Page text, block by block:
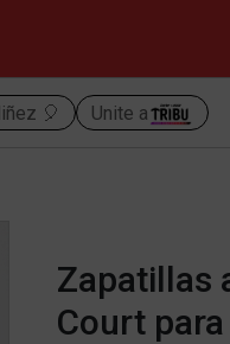
🎈 Unite a
Zapatillas
Court